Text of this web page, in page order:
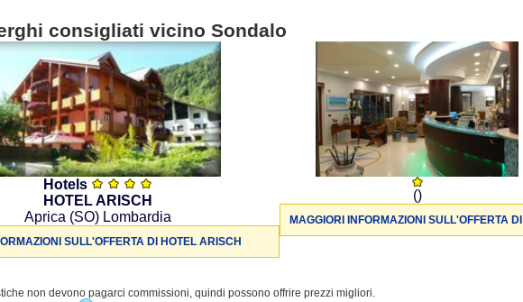
consigliati vicino Sondalo
Hotels
HOTEL ARISCH
Aprica (SO) Lombardia
SULL'OFFERTA DI HOTEL ARISCH
()
MAGGIORI INFORMAZIONI SULL'OFFERTA DI
non devono pagarci commissioni, quindi possono offrire prezzi migliori.